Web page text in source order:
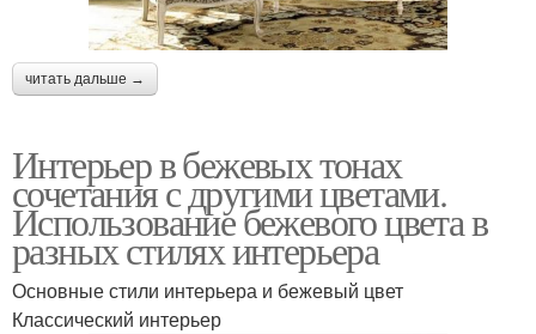
читать дальше →
Интерьер в бежевых тонах
сочетания с другими цветами.
Использование бежевого цвета в
разных стилях интерьера
Основные стили интерьера и бежевый цвет
Классический интерьер